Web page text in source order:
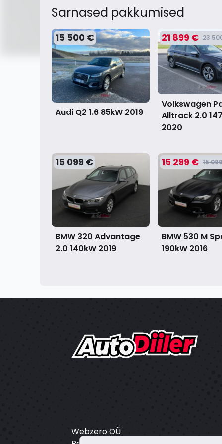
Sarnased pakkumised
15 500 €
Audi Q2 1.6 85kW 2019
21 899 € 23
Volkswagen
Alltrack 2.0
2020
15 099 €
BMW 320 Advantage
2.0 140kW 2019
15 299 € 15
BMW 530 M
190kW 2016
Webzero OÜ